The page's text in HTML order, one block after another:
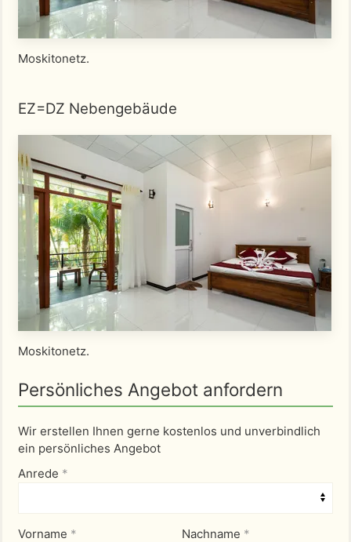
Moskitonetz.
EZ=DZ Nebengebäude
Moskitonetz.
Persönliches Angebot anfordern
Wir erstellen Ihnen gerne kostenlos und unverbindlich
ein persönliches Angebot
Anrede *
Vorname * Nachname *